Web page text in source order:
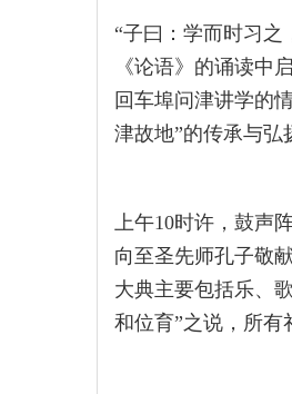
“子曰：学而时习
《论语》的诵读中
回车埠问津讲学的
津故地”的传承与弘
上午10时许，鼓声
向至圣先师孔子敬
大典主要包括乐、
和位育”之说，所有